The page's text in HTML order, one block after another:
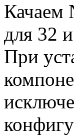
Качаем
для 32
При